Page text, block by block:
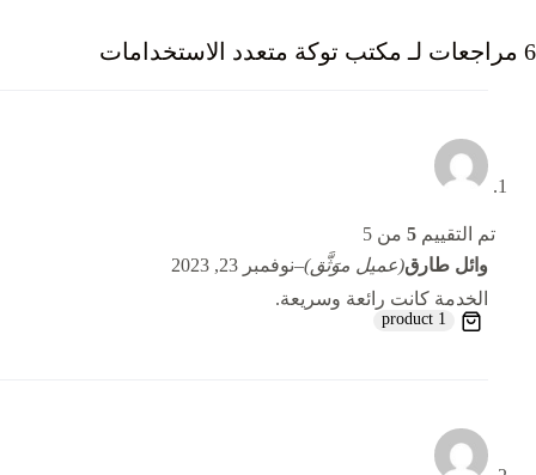
6 مراجعات لـ مكتب توكة متعدد الاستخدامات
تم التقييم 5من 5
وائل طارق(عميل موَثَّق)–نوفمبر 23, 2023
الخدمة كانت رائعة وسريعة.
1 product